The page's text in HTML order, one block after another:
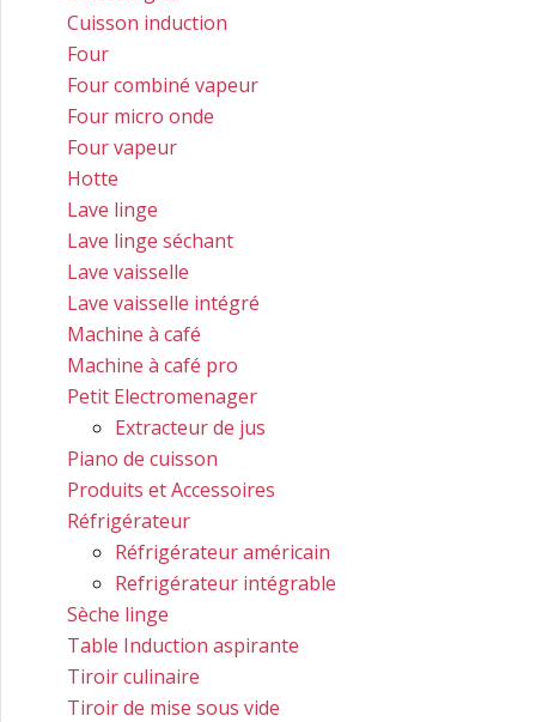
Cuisson induction
Four
Four combiné vapeur
Four micro onde
Four vapeur
Hotte
Lave linge
Lave linge séchant
Lave vaisselle
Lave vaisselle intégré
Machine à café
Machine à café pro
Petit Electromenager
Extracteur de jus
Piano de cuisson
Produits et Accessoires
Réfrigérateur
Réfrigérateur américain
Refrigérateur intégrable
Sèche linge
Table Induction aspirante
Tiroir culinaire
Tiroir de mise sous vide